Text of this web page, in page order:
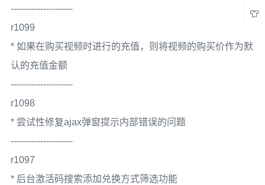
---------------------
r1099
* 如果在购买视频时进行的充值，则将视频的购买价作为默
认的充值金额
---------------------
r1098
* 尝试性修复ajax弹窗提示内部错误的问题
---------------------
r1097
* 后台激活码搜索添加兑换方式筛选功能